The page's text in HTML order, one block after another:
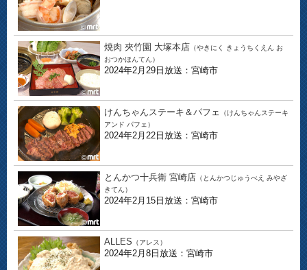
焼肉 夾竹園 大塚本店 （やきにく きょうちくえん お
おつかほんてん）
2024年2月29日放送：宮崎市
けんちゃんステーキ＆パフェ
（けんちゃんステーキ
アンド パフェ）
2024年2月22日放送：宮崎市
とんかつ十兵衛 宮崎店 （とんかつじゅうべえ みやざ
きてん）
2024年2月15日放送：宮崎市
ALLES （アレス）
2024年2月8日放送：宮崎市